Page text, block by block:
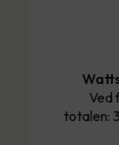
Ved
totalen: